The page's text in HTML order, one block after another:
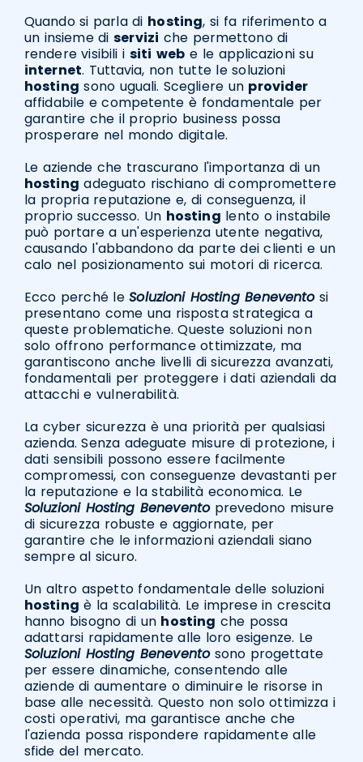
Quando si parla di hosting, si fa riferimento a
un insieme diservizi che permettono di
rendere visibili i siti web e le applicazioni su
internet. Tuttavia, non tutte le soluzioni
hosting sono uguali. Scegliere un provider
affidabile e competente è fondamentale per
garantire che il proprio business possa
prosperare nel mondo digitale.
Le aziende che trascurano l'importanza di un
hosting adeguato rischiano di compromettere
la propria reputazione e, di conseguenza, il
proprio successo. Un hosting lento o instabile
può portare a un'esperienza utente negativa,
causando l'abbandono da parte dei clienti e un
calo nel posizionamento sui motori di ricerca.
Ecco perché leSoluzioni Hosting Beneventosi
presentano come una risposta strategica a
queste problematiche. Queste soluzioni non
solo offrono performance ottimizzate, ma
garantiscono anche livelli di sicurezza avanzati,
fondamentali per proteggere i dati aziendali da
attacchi e vulnerabilità.
La cyber sicurezza è una priorità per qualsiasi
azienda. Senza adeguate misure di protezione, i
dati sensibili possono essere facilmente
compromessi, con conseguenze devastanti per
la reputazione e la stabilità economica. Le
Soluzioni Hosting Beneventoprevedono misure
di sicurezza robuste e aggiornate, per
garantire che le informazioni aziendali siano
sempre al sicuro.
Un altro aspetto fondamentale delle soluzioni
hosting è la scalabilità. Le imprese in crescita
hanno bisogno di un hosting che possa
adattarsi rapidamente alle loro esigenze. Le
Soluzioni Hosting Beneventosono progettate
per essere dinamiche, consentendo alle
aziende di aumentare o diminuire le risorse in
base alle necessità. Questo non solo ottimizza i
costi operativi, ma garantisce anche che
l'azienda possa rispondere rapidamente alle
sfide del mercato.